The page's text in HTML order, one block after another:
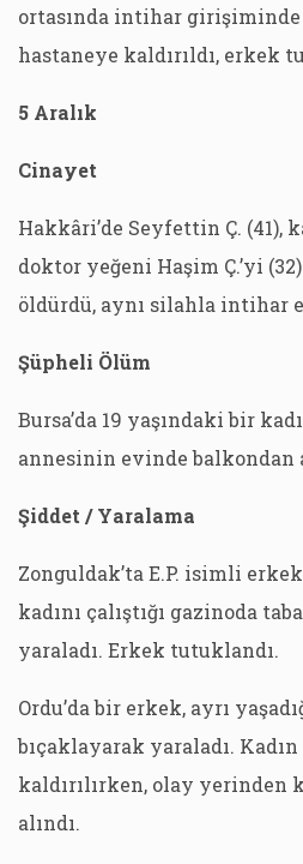
ortasında intihar girişiminde
hastaneye kaldırıldı, erkek
5 Aralık
Cinayet
Hakkâri’de Seyfettin Ç. (41),
doktor yeğeni Haşim Ç.’yi
öldürdü, aynı silahla intihar
Şüpheli Ölüm
Bursa’da 19 yaşındaki bir
annesinin evinde
Şiddet / Yaralama
Zonguldak’ta E.P. isimli
kadını çalıştığı gazinoda
yaraladı. Erkek tutuklandı.
Ordu’da bir erkek, ayrı
bıçaklayarak yaraladı.
kaldırılırken, olay yerinden
alındı.